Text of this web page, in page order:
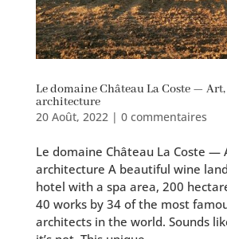
Le domaine Château La Coste —
architecture
20 Août, 2022| 0 commentaires
Le domaine Château La Coste —
architecture A beau­ti­ful wine
hotel with a spa area, 200
40 works by 34 of the most
archi­tects in the world. Sounds